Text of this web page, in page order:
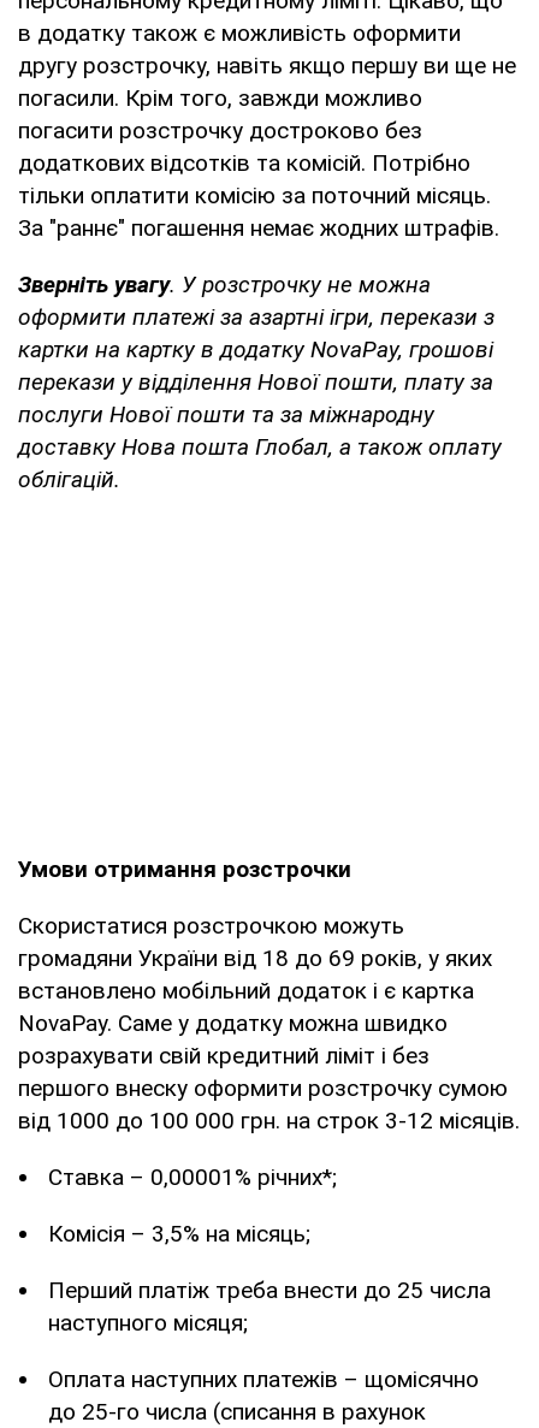
в додатку також є можливість оформити
другу розстрочку, навіть якщо першу ви ще не
погасили. Крім того, завжди можливо
погасити розстрочку достроково без
додаткових відсотків та комісій. Потрібно
тільки оплатити комісію за поточний місяць.
За "раннє" погашення немає жодних штрафів.
Зверніть увагу. У розстрочку не можна
оформити платежі за азартні ігри, перекази з
картки на картку в додатку NovaPay, грошові
перекази у відділення Нової пошти, плату за
послуги Нової пошти та за міжнародну
доставку Нова пошта Глобал, а також оплату
облігацій.
Умови отримання розстрочки
Скористатися розстрочкою можуть
громадяни України від 18 до 69 років, у яких
встановлено мобільний додаток і є картка
NovaPay. Саме у додатку можна швидко
розрахувати свій кредитний ліміт і без
першого внеску оформити розстрочку сумою
від 1000 до 100 000 грн. на строк 3-12 місяців.
Ставка – 0,00001% річних*;
Комісія – 3,5% на місяць;
Перший платіж треба внести до 25 числа
наступного місяця;
Оплата наступних платежів – щомісячно
до 25-го числа (списання в рахунок